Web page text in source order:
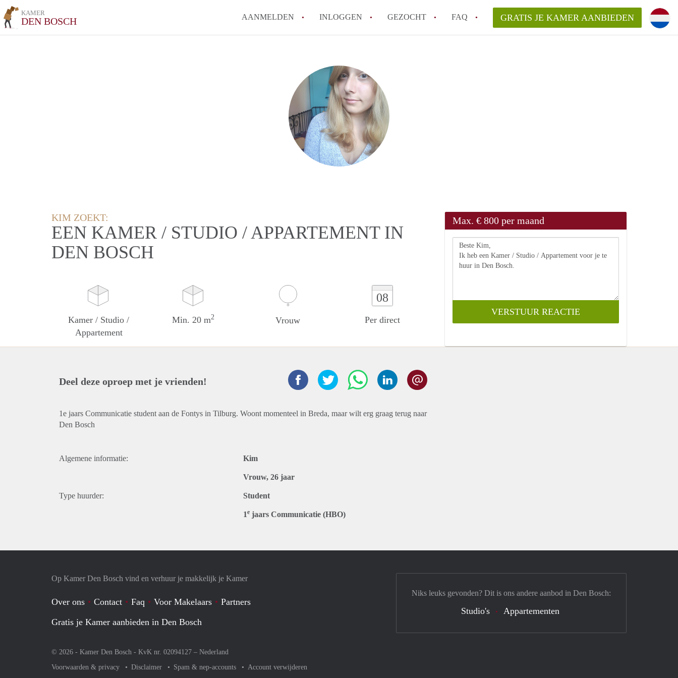
KAMER
DEN BOSCH AANMELDEN INLOGGEN GEZOCHT FAQ
Berekent KamerDenBosch makelaarsvergoeding/bemiddelingsvergoeding?
Wat is de privacyverklaring van KamerDenBosch?
Is KamerDenBosch verantwoordelijk voor de aangeboden Kamer / Kamers
in Den Bosch?
Alle veelgestelde vragen
GRATIS JE KAMER AANBIEDEN
KIM ZOEKT:
EEN KAMER / STUDIO / APPARTEMENT IN
DEN BOSCH
Kamer / Studio /
Appartement
Min. 20 m2 Vrouw
08
Per direct
Max. € 800 per maand
Deel deze oproep met je vrienden!
1e jaars Communicatie student aan de Fontys in Tilburg. Woont momenteel in Breda, maar wilt erg graag terug naar
Den Bosch
Algemene informatie: Kim
Vrouw, 26 jaar
Type huurder: Student
1e jaars Communicatie (HBO)
Op Kamer Den Bosch vind en verhuur je makkelijk je Kamer
Over ons Contact Faq Voor Makelaars
Partners
Gratis je Kamer aanbieden in Den Bosch
© 2026 - Kamer Den Bosch - KvK nr. 02094127 – Nederland
Voorwaarden & privacy
Disclaimer Spam & nep-accounts Account verwijderen
Niks leuks gevonden? Dit is ons andere aanbod in Den Bosch:
Studio's Appartementen